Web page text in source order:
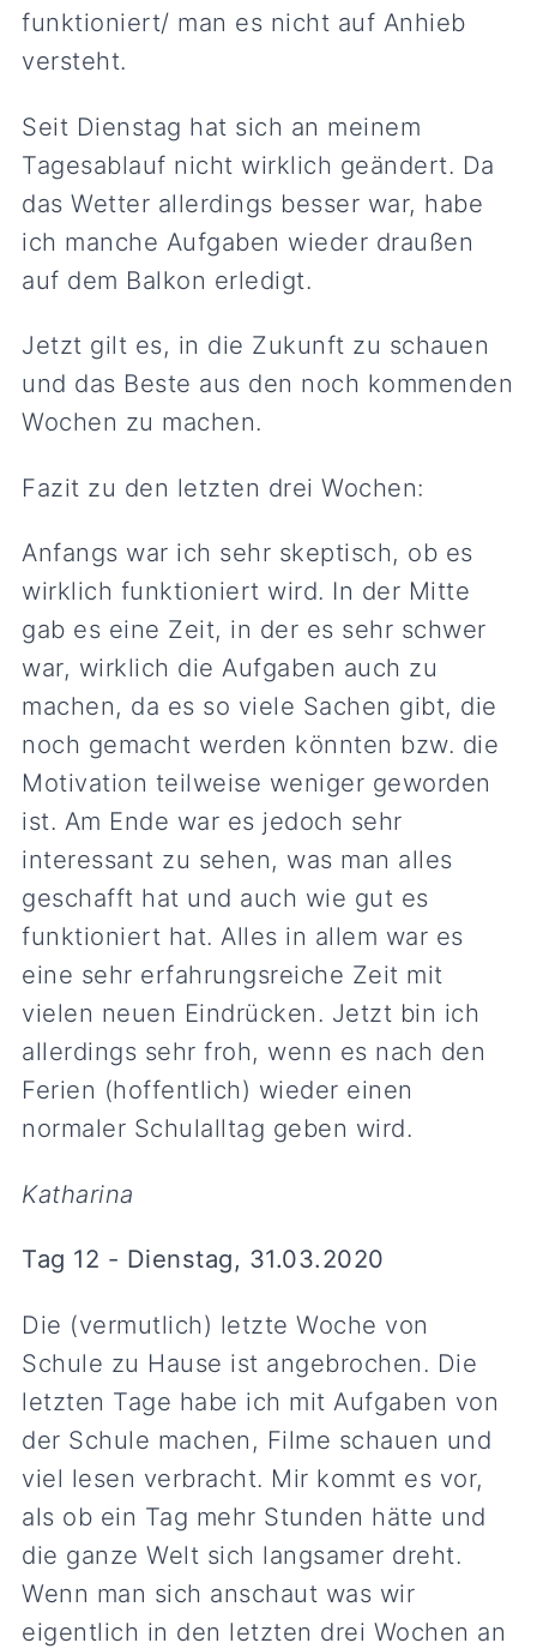
funktioniert/ man es nicht auf Anhieb
versteht.
Seit Dienstag hat sich an meinem
Tagesablauf nicht wirklich geändert. Da
das Wetter allerdings besser war, habe
ich manche Aufgaben wieder draußen
auf dem Balkon erledigt.
Jetzt gilt es, in die Zukunft zu schauen
und das Beste aus den noch kommenden
Wochen zu machen.
Fazit zu den letzten drei Wochen:
Anfangs war ich sehr skeptisch, ob es
wirklich funktioniert wird. In der Mitte
gab es eine Zeit, in der es sehr schwer
war, wirklich die Aufgaben auch zu
machen, da es so viele Sachen gibt, die
noch gemacht werden könnten bzw. die
Motivation teilweise weniger geworden
ist. Am Ende war es jedoch sehr
interessant zu sehen, was man alles
geschafft hat und auch wie gut es
funktioniert hat. Alles in allem war es
eine sehr erfahrungsreiche Zeit mit
vielen neuen Eindrücken. Jetzt bin ich
allerdings sehr froh, wenn es nach den
Ferien (hoffentlich) wieder einen
normaler Schulalltag geben wird.
Katharina
Tag 12 - Dienstag, 31.03.2020
Die (vermutlich) letzte Woche von
Schule zu Hause ist angebrochen. Die
letzten Tage habe ich mit Aufgaben von
der Schule machen, Filme schauen und
viel lesen verbracht. Mir kommt es vor,
als ob ein Tag mehr Stunden hätte und
die ganze Welt sich langsamer dreht.
Wenn man sich anschaut was wir
eigentlich in den letzten drei Wochen an